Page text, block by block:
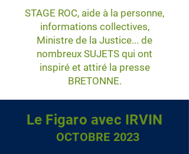
STAGE ROC, aide à la personne,
informations collectives,
Ministre de la Justice... de
nombreux SUJETS qui ont
inspiré et attiré la presse
BRETONNE.
Le Figaro avec IRVIN
OCTOBRE 2023